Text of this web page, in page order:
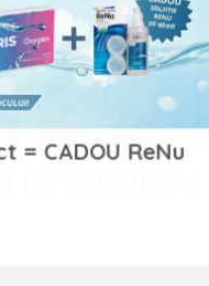
= CADOU
la easybox sau